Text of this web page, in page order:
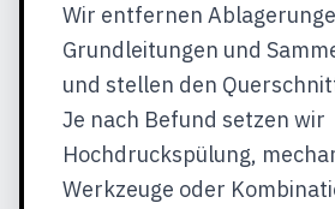
Wir entfernen
Grundleitungen und
und stellen den
Je nach Befund setzen wir
Hochdruckspülung,
Werkzeuge oder